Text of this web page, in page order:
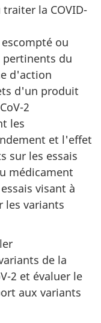
la COVID-
ou
du
d'action
d'un produit
2
les
et l'effet
sur les essais
médicament
visant à
les variants
de la
2 et évaluer le
aux variants